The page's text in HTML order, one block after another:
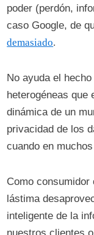
poder (perdón,
caso Google, de
demasiado.
No ayuda el
heterogéneas que
dinámica de un
privacidad de los
cuando en
Como
lástima
inteligente de la